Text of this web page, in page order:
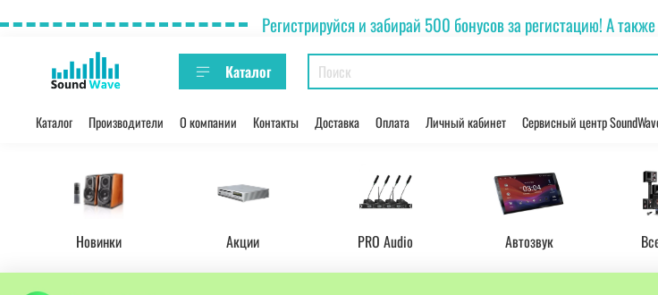
Регистрируйся и забирай 500 бонусов за регистацию! А
Каталог
Каталог Производители О компании Контакты Доставка Оплата Личный кабинет Сервисный центр
Новинки Акции PRO Audio Автозвук